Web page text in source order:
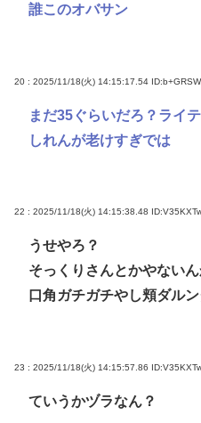
誰このオバサン
20 : 2025/11/18(火) 14:15:17.54
まだ35ぐらいだろ？ライ
しれんが老けすぎでは
22 : 2025/11/18(火) 14:15:38.48
うせやろ？
そっくりさんとかやないん
口角ガチガチやし頬ダル
23 : 2025/11/18(火) 14:15:57.86
ていうかヅラなん？